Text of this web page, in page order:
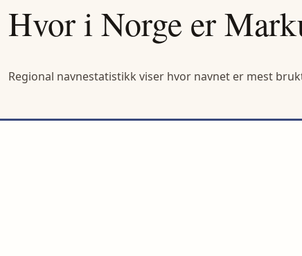
Hvor i Norge er
Regional navnestatistikk viser hvor navnet er mest